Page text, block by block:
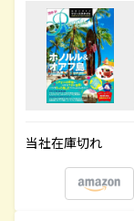
当社在庫切れ